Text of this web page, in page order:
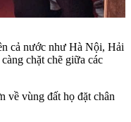
cả nước như Hà Nội, Hải
chặt chẽ giữa các
về vùng đất họ đặt chân